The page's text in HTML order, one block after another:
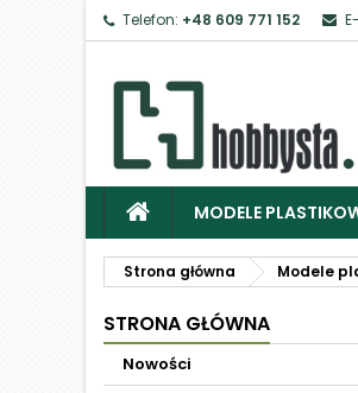
Telefon: +48 609 771 152
MODELE
Strona główna Modele
STRONA GŁÓWNA
Nowości